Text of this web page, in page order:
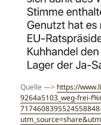
Quelle —> https://
9264a5103_weg-frei-